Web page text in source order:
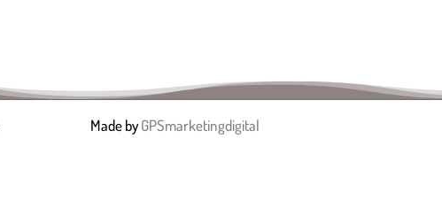
Made byGPSmarketingdigital